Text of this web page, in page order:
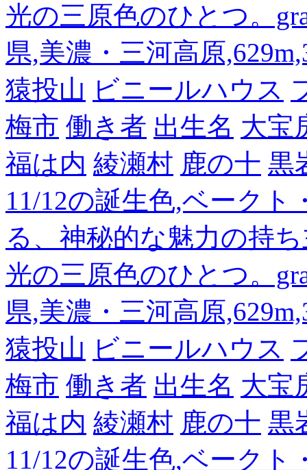
光の三原色のひとつ。
県,美濃・三河高原
猿投山 ビニールハウス
梅市 働き者 出生名 大宝
福は内 綾瀬村 鹿の十 黒
11/12の誕生色,ベーク
る、神秘的な魅力の持
光の三原色のひとつ。
県,美濃・三河高原
猿投山 ビニールハウス
梅市 働き者 出生名 大宝
福は内 綾瀬村 鹿の十 黒
11/12の誕生色,ベーク